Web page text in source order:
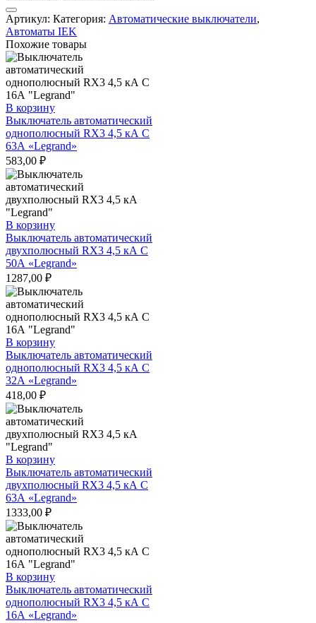
автоматический
трехполюсный
100А
С
ВА47-
100
10кА
IEK
Артикул: Категория: Автоматические выключатели,
Автоматы IEK
Похожие товары
В корзину
Выключатель автоматический
однополюсный RX3 4,5 кА С
63А «Legrand»
583,00 ₽
В корзину
Выключатель автоматический
двухполюсный RX3 4,5 кА С
50А «Legrand»
1287,00 ₽
В корзину
Выключатель автоматический
однополюсный RX3 4,5 кА С
32А «Legrand»
418,00 ₽
В корзину
Выключатель автоматический
двухполюсный RX3 4,5 кА С
63А «Legrand»
1333,00 ₽
В корзину
Выключатель автоматический
однополюсный RX3 4,5 кА С
16А «Legrand»